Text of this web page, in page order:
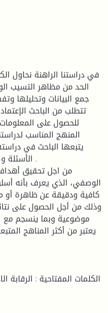
في دراستنا الراهنة نحاول
الحد من مظاهر التسيب
جمع البيانات وتحليلها
تتطلب من الباحث الإعتماد
للحصول على المعلومات
المنهج المناسب
يتبعها الباحث في
الأسئلة
من اجل تحقيق
الوصفي، الذي يعرف بأنه
كافية ودقيقة عن ظاهرة أو
وذلك من أجل الحصول على
موضوعية وبما ينسجم مع
يعتبر من أكثر المناهج
الكلمات المفتاحية : الرقابة